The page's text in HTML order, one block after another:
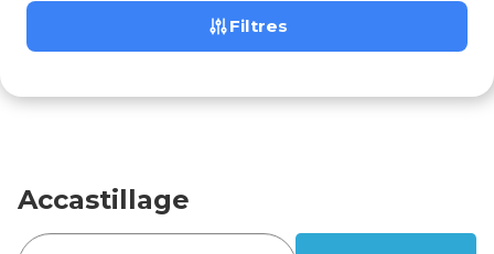
Filtres
Accastillage